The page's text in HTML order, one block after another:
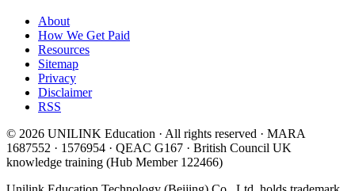
About
How We Get Paid
Resources
Sitemap
Privacy
Disclaimer
RSS
© 2026 UNILINK Education · All rights reserved · MARA
1687552 · 1576954 · QEAC G167 · British Council UK
knowledge training (Hub Member 122466)